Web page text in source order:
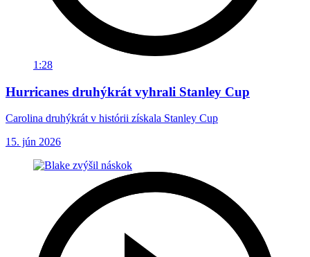
1:28
Hurricanes druhýkrát vyhrali Stanley Cup
Carolina druhýkrát v histórii získala Stanley Cup
15. jún 2026